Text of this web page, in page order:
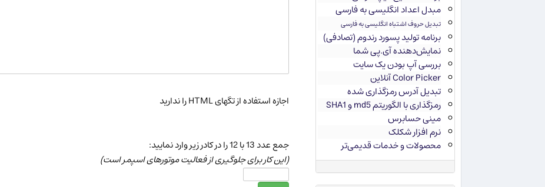
اجازه استفاده از تگهای HTML را ندارید
جمع عدد 13 با 12 را در كادر زیر وارد نمایید:
(این كار برای جلوگیری از فعالیت موتورهای اسپمر است)
مبدل اعداد انگلیسی به فارسی
تبدیل حروف اشتباه انگلیسی به فارسی
برنامه تولید پسورد رندوم (تصادفی)
نمایش‌دهنده آی.پی شما
بررسی آپ بودن یک سایت
Color Picker آنلاین
تبدیل آدرس رمزگذاری شده
رمزگذاری با الگوریتم md5 و SHA1
مینی حسابرس
نرم افزار شکلک
محصولات و خدمات قدیمی‌تر